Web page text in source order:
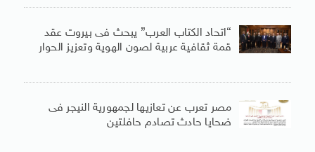
“اتحاد الكتاب العرب” يبحث فى بيروت عقد
قمة ثقافية عربية لصون الهوية وتعزيز الحوار
مصر تعرب عن تعازيها لجمهورية النيجر فى
ضحايا حادث تصادم حافلتين